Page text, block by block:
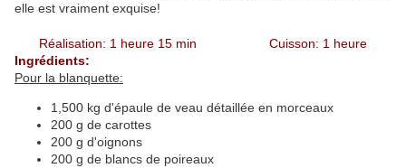
elle est vraiment exquise!
Réalisation: 1 heure 15 min Cuisson: 1 heure
Ingrédients:
Pour la blanquette:
1,500 kg d'épaule de veau détaillée en morceaux
200 g de carottes
200 g d'oignons
200 g de blancs de poireaux